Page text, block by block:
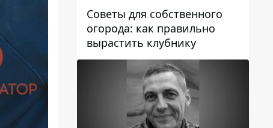
Советы для собственного
огорода: как правильно
вырастить клубнику